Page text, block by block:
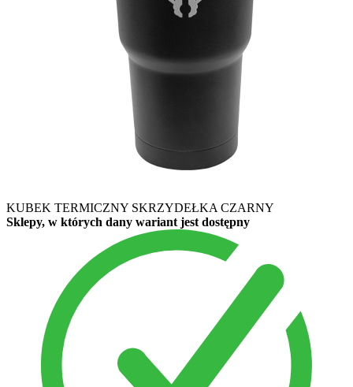
KUBEK TERMICZNY SKRZYDEŁKA CZARNY
Sklepy, w których dany wariant jest dostępny